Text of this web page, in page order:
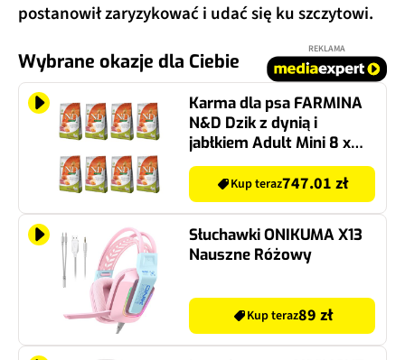
postanowił zaryzykować i udać się ku szczytowi.
Wybrane okazje dla Ciebie
REKLAMA
Karma dla psa FARMINA
N&D Dzik z dynią i
jabłkiem Adult Mini 8 x
2.5 kg
Kup teraz747.01 zł
Słuchawki ONIKUMA X13
Nauszne Różowy
Kup teraz89 zł